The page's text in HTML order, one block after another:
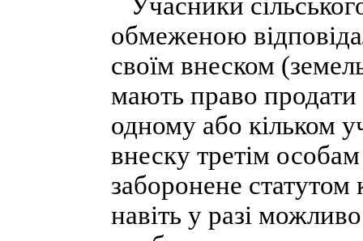
обмеженою
своїм внеском
мають право
одному або кільком
внеску третім
заборонене
навіть у разі